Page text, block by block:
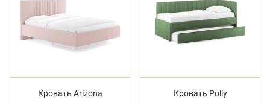
Кровать Arizona Кровать Polly